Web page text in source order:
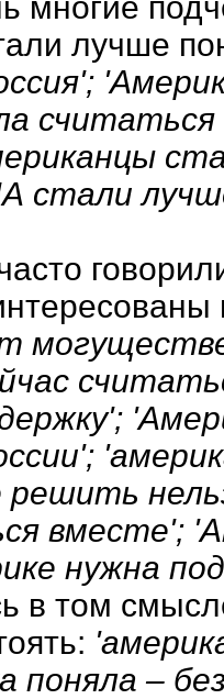
лучше
стали
решить
вместе';
нужна
в том
поняла –